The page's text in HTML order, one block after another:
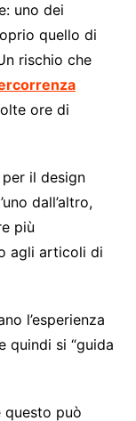
uno dei
quello di
rischio che
ore di
il design
dall’altro,
più
agli articoli di
l’esperienza
quindi si “guida
questo può